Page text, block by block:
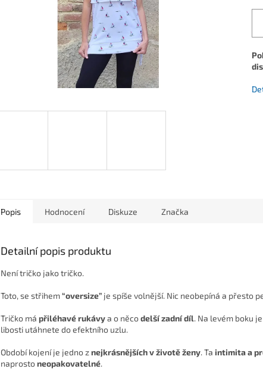
Popis Hodnocení Diskuze Značka
Detailní popis produktu
Není tričko jako tričko.
Toto, se střihem“oversize” je spíše volnější. Nic neobepíná a přesto
Tričko má přiléhavé rukávya o něcodelší zadní díl. Na levém boku
libosti utáhnete do efektního uzlu.
Období kojení je jedno znejkrásnějších v životě ženy. Ta intimita a
naprostoneopakovatelné.